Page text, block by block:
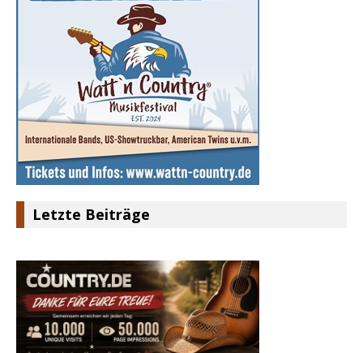
Letzte Beiträge